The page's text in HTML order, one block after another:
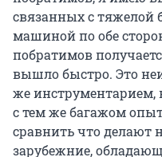
связанных с тяжелой
машиной по обе
побратимов
вышло быстро. Это
же
с тем же багажом
сравнить что
зарубежние,